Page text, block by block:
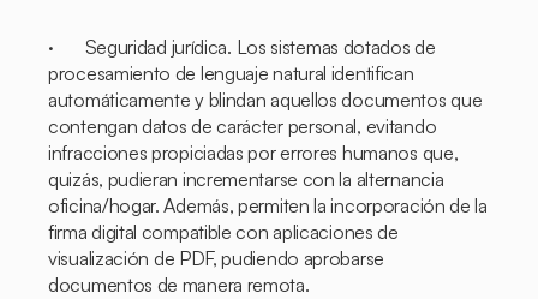
· Seguridad jurídica. Los sistemas dotados de
procesamiento de lenguaje natural identifican
automáticamente y blindan aquellos documentos que
contengan datos de carácter personal, evitando
infracciones propiciadas por errores humanos que,
quizás, pudieran incrementarse con la alternancia
oficina/hogar. Además, permiten la incorporación de la
firma digital compatible con aplicaciones de
visualización de PDF, pudiendo aprobarse
documentos de manera remota.